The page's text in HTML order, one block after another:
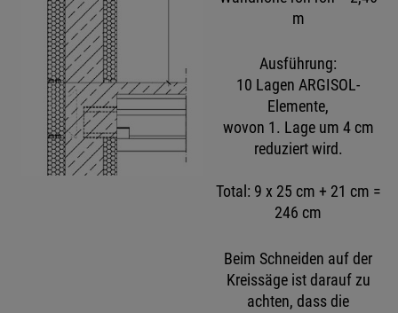
m
Ausführung:
10 Lagen ARGISOL-
Elemente,
wovon 1. Lage um 4 cm
reduziert wird.
Total: 9 x 25 cm + 21 cm =
246 cm
Beim Schneiden auf der
Kreissäge ist darauf zu
achten, dass die